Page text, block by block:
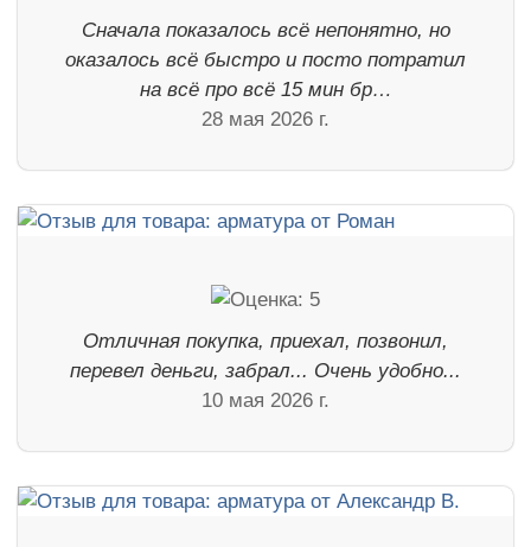
Сначала показалось всё непонятно, но
оказалось всё быстро и посто потратил
на всё про всё 15 мин бр…
28 мая 2026 г.
Отличная покупка, приехал, позвонил,
перевел деньги, забрал... Очень удобно...
10 мая 2026 г.